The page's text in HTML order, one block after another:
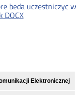
beda uczestniczyc w
DOCX
Elektronicznej